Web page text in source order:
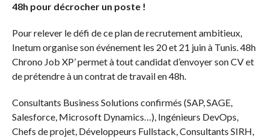
48h pour décrocher un poste !
Pour relever le défi de ce plan de recrutement ambitieux,
Inetum organise son événement les 20 et 21 juin à Tunis. 48h
Chrono Job XP’ permet à tout candidat d’envoyer son CV et
de prétendre à un contrat de travail en 48h.
Consultants Business Solutions confirmés (SAP, SAGE,
Salesforce, Microsoft Dynamics…), Ingénieurs DevOps,
Chefs de projet, Développeurs Fullstack, Consultants SIRH,